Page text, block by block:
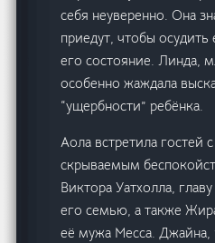
себя неуверенно. Она
приедут, чтобы осудить
его состояние. Линда,
особенно жаждала
“ущербности” ребёнка.
Аола встретила гостей
скрываемым
Виктора Уатхолла,
его семью, а также
её мужа Месса. Джайна,